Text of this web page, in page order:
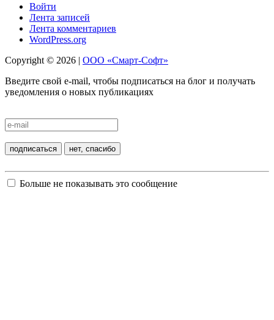
Войти
Лента записей
Лента комментариев
WordPress.org
Copyright © 2026 | ООО «Смарт-Софт»
Введите свой e-mail, чтобы подписаться на блог и получать
уведомления о новых публикациях
Больше не показывать это сообщение